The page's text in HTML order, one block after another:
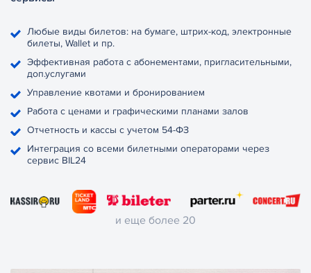
Любые виды билетов: на бумаге, штрих-код, электронные
билеты, Wallet и пр.
Эффективная работа с абонементами, пригласительными,
доп.услугами
Управление квотами и бронированием
Работа с ценами и графическими планами залов
Отчетность и кассы с учетом 54-ФЗ
Интеграция со всеми билетными операторами через
сервис BIL24
и еще более 20